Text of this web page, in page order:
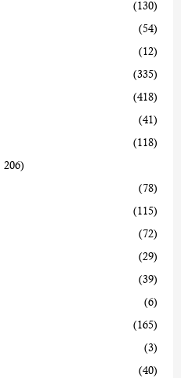
(130)
(54)
(12)
(335)
(418)
(41)
(118)
206)
(78)
(115)
(72)
(29)
(39)
(6)
(165)
(3)
(40)